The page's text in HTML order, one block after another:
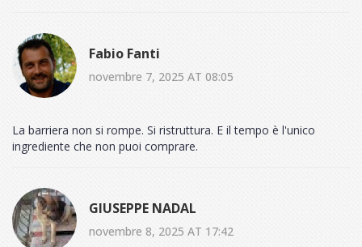
Fabio Fanti
novembre 7, 2025 AT 08:05
La barriera non si rompe. Si ristruttura. E il tempo è l'unico
ingrediente che non puoi comprare.
GIUSEPPE NADAL
novembre 8, 2025 AT 17:42